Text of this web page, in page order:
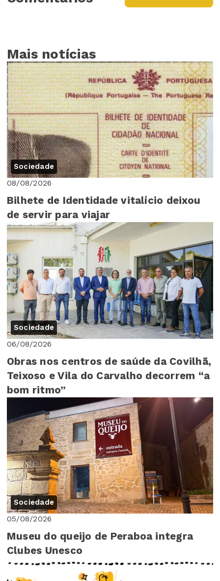
Mais notícias
Sociedade
08/08/2026
Bilhete de Identidade vitalício deixou
de servir para viajar
Sociedade
06/08/2026
Obras nos centros de saúde da Covilhã,
Teixoso e Vila do Carvalho decorrem “a
bom ritmo”
Sociedade
05/08/2026
Museu do queijo de Peraboa integra
Clubes Unesco